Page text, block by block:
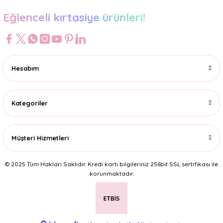
Eğlenceli kırtasiye ürünleri!
Hesabım
Kategoriler
Müşteri Hizmetleri
© 2025 Tüm Hakları Saklıdır. Kredi kartı bilgileriniz 256bit SSL sertifikası ile
korunmaktadır.